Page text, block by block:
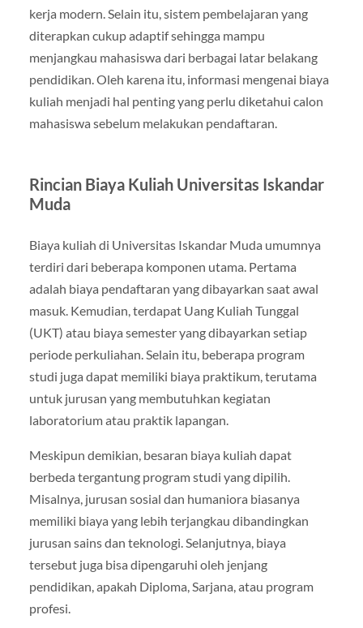
kerja modern. Selain itu, sistem pembelajaran yang
diterapkan cukup adaptif sehingga mampu
menjangkau mahasiswa dari berbagai latar belakang
pendidikan. Oleh karena itu, informasi mengenai biaya
kuliah menjadi hal penting yang perlu diketahui calon
mahasiswa sebelum melakukan pendaftaran.
Rincian Biaya Kuliah Universitas Iskandar
Muda
Biaya kuliah di Universitas Iskandar Muda umumnya
terdiri dari beberapa komponen utama. Pertama
adalah biaya pendaftaran yang dibayarkan saat awal
masuk. Kemudian, terdapat Uang Kuliah Tunggal
(UKT) atau biaya semester yang dibayarkan setiap
periode perkuliahan. Selain itu, beberapa program
studi juga dapat memiliki biaya praktikum, terutama
untuk jurusan yang membutuhkan kegiatan
laboratorium atau praktik lapangan.
Meskipun demikian, besaran biaya kuliah dapat
berbeda tergantung program studi yang dipilih.
Misalnya, jurusan sosial dan humaniora biasanya
memiliki biaya yang lebih terjangkau dibandingkan
jurusan sains dan teknologi. Selanjutnya, biaya
tersebut juga bisa dipengaruhi oleh jenjang
pendidikan, apakah Diploma, Sarjana, atau program
profesi.